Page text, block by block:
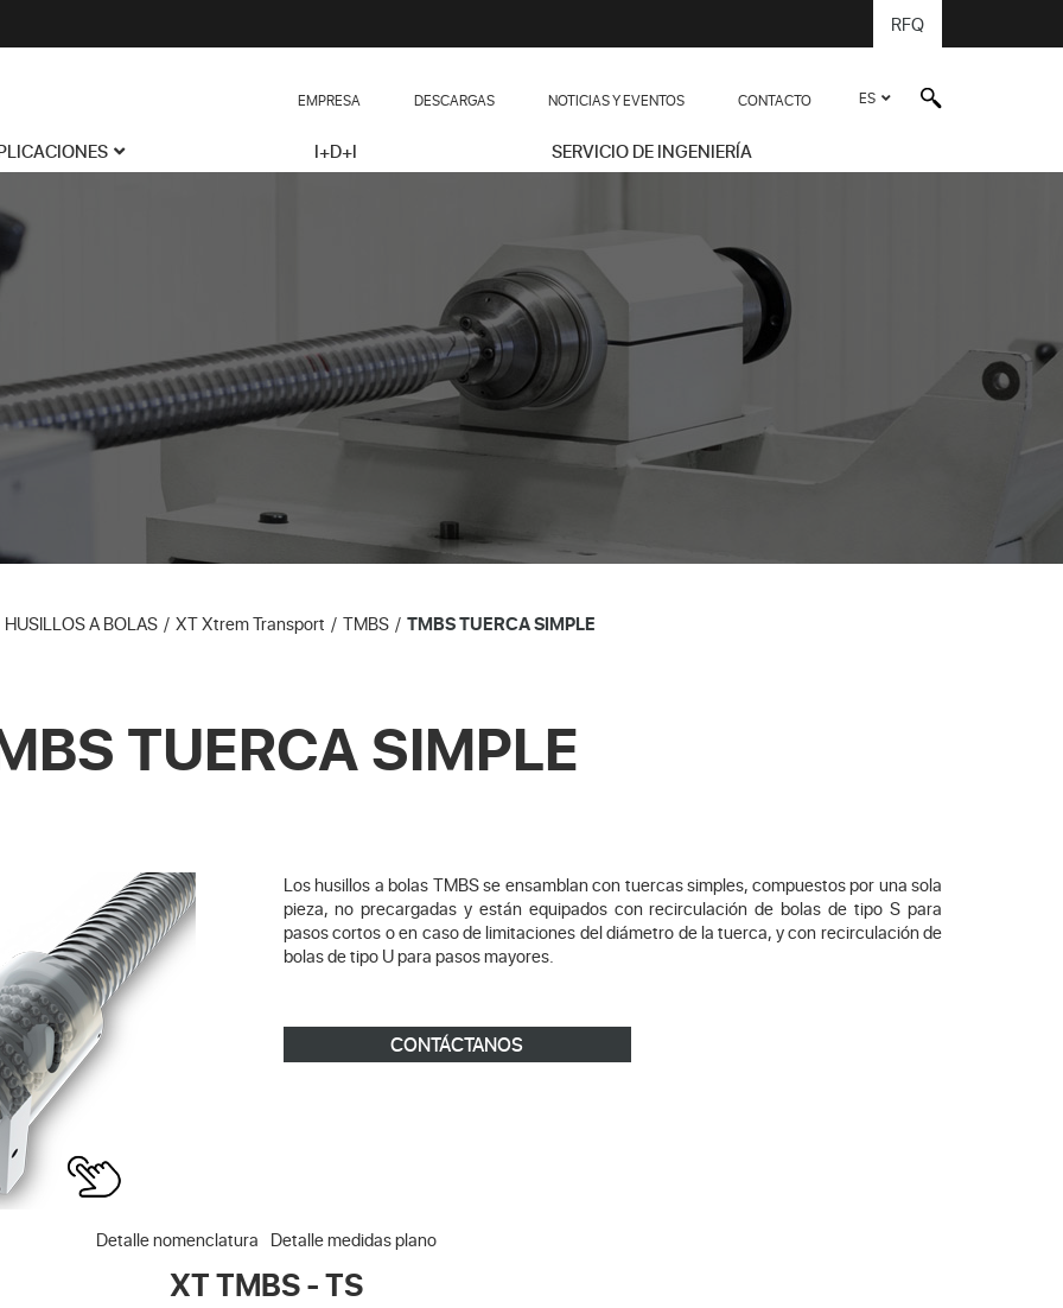
RFQ
ES
EMPRESA DESCARGAS NOTICIAS Y EVENTOS CONTACTO
I+D+I SERVICIO DE INGENIERÍA
HUSILLOS A BOLAS XT Xtrem Transport TMBS TMBS TUERCA SIMPLE
TUERCA SIMPLE
Los husillos a bolas TMBS se ensamblan con tuercas simples, compuestos por una sola
pieza, no precargadas y están equipados con recirculación de bolas de tipo S para
pasos cortos o en caso de limitaciones del diámetro de la tuerca, y con recirculación de
bolas de tipo U para pasos mayores.
CONTÁCTANOS
Detalle nomenclatura Detalle medidas plano
XT TMBS - TS